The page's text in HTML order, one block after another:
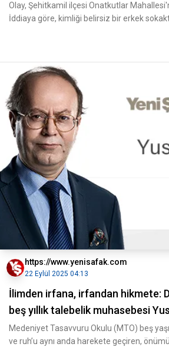
Olay, Şehitkamil ilçesi Onatkutlar
İddiaya göre, kimliği belirsiz bir erkek
https://www.yenisafak.com
22 Eylül 2025 04:13
İlimden irfana, irfandan hikmete:
beş yıllık talebelik muhasebesi
Medeniyet Tasavvuru Okulu (MTO) beş
ve ruh’u aynı anda harekete geçiren,